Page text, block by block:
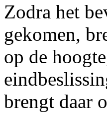
Zodra het
gekomen,
op de
brengt daar